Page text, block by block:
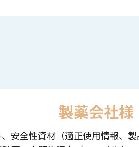
製薬会社様
安全性資材（適正使用情報、